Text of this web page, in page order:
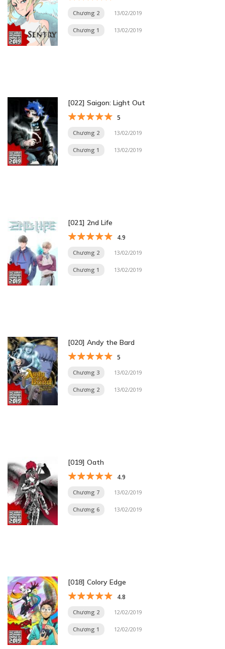
Chương 2 13/02/2019
Chương 1 13/02/2019
[022] Saigon: Light Out
5
Chương 2 13/02/2019
Chương 1 13/02/2019
[021] 2nd Life
4.9
Chương 2 13/02/2019
Chương 1 13/02/2019
[020] Andy the Bard
5
Chương 3 13/02/2019
Chương 2 13/02/2019
[019] Oath
4.9
Chương 7 13/02/2019
Chương 6 13/02/2019
[018] Colory Edge
4.8
Chương 2 12/02/2019
Chương 1 12/02/2019